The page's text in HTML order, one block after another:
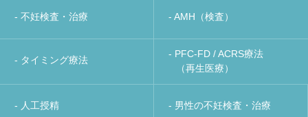
- 不妊検査・治療 - AMH（検査）
- タイミング療法
- PFC-FD / ACRS療法
（再生医療）
- 人工授精 - 男性の不妊検査・治療